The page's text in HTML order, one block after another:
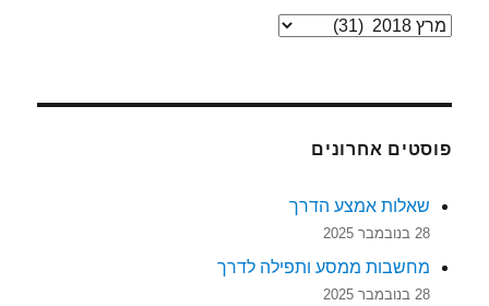
ארכיונים
פוסטים אחרונים
שאלות אמצע הדרך
28 בנובמבר 2025
מחשבות ממסע ותפילה לדרך
28 בנובמבר 2025